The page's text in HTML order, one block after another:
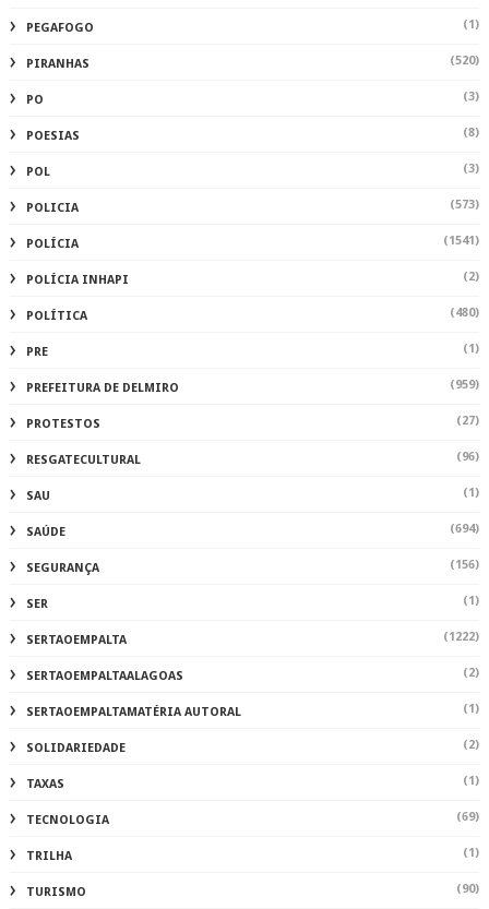
PEGAFOGO (1)
PIRANHAS (520)
PO (3)
POESIAS (8)
POL (3)
POLICIA (573)
POLÍCIA (1541)
POLÍCIA INHAPI (2)
POLÍTICA (480)
PRE (1)
PREFEITURA DE DELMIRO (959)
PROTESTOS (27)
RESGATECULTURAL (96)
SAU (1)
SAÚDE (694)
SEGURANÇA (156)
SER (1)
SERTAOEMPALTA (1222)
SERTAOEMPALTAALAGOAS (2)
SERTAOEMPALTAMATÉRIA AUTORAL (1)
SOLIDARIEDADE (2)
TAXAS (1)
TECNOLOGIA (69)
TRILHA (1)
TURISMO (90)